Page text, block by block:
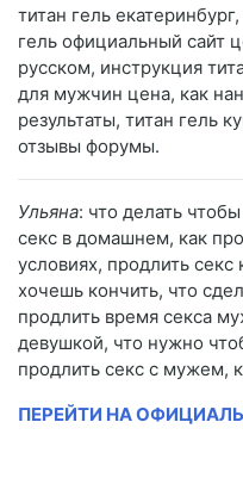
титан гель
гель официальный сайт
русском, инструкция
для мужчин цена, как
результаты, титан гель
отзывы форумы.
Ульяна: что делать
секс в домашнем, как
условиях, продлить секс
хочешь кончить, что
продлить время секса
девушкой, что нужно
продлить секс с мужем,
ПЕРЕЙТИ НА